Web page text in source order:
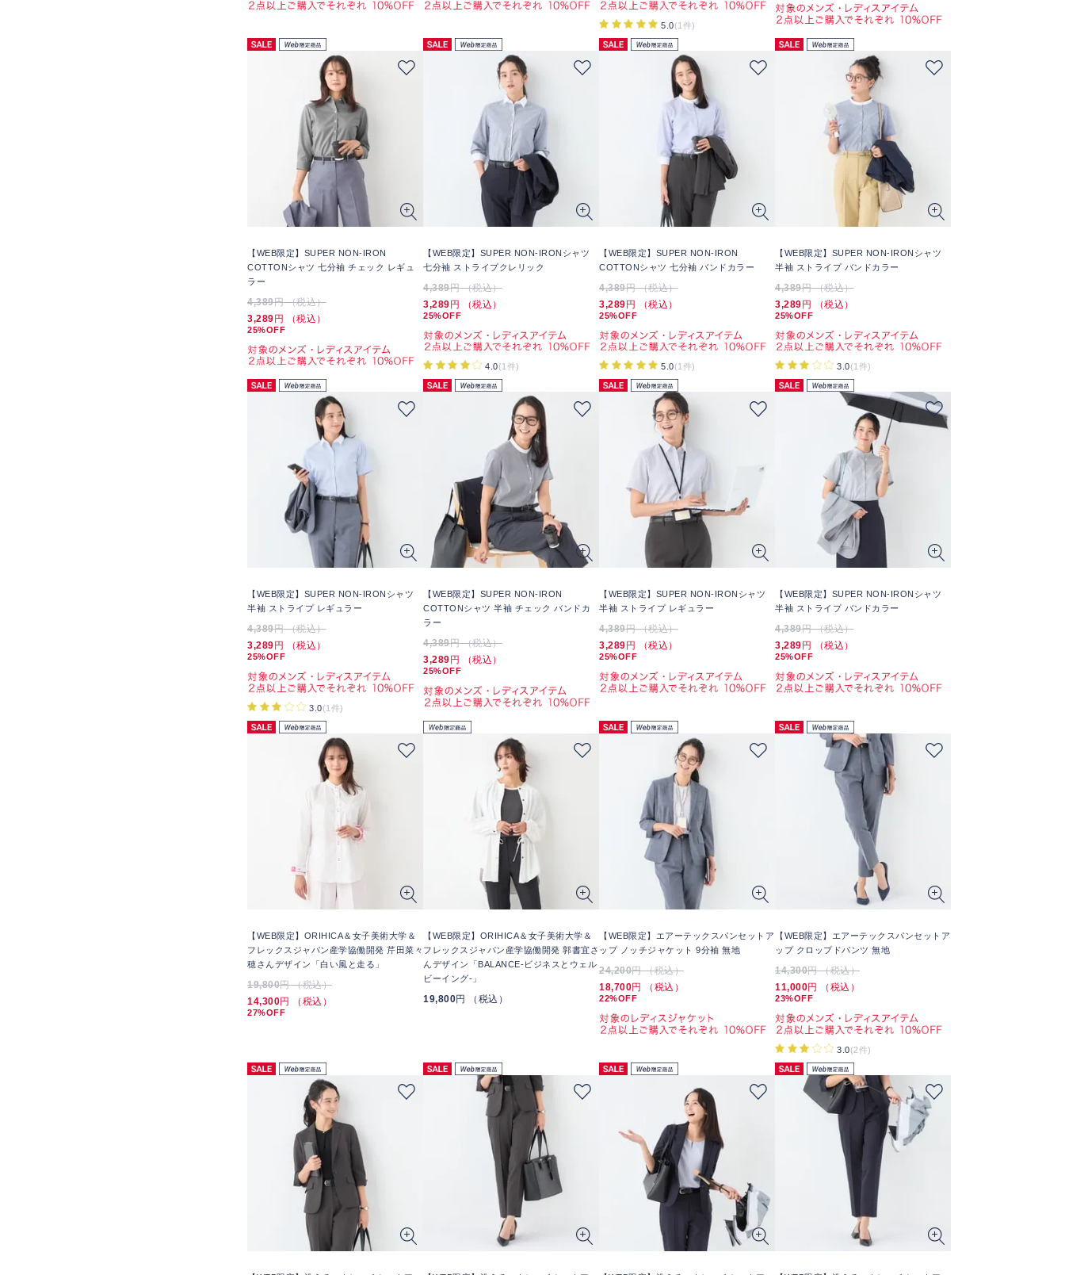
5.0(1件)
【WEB限定】SUPER NON-IRON
COTTONシャツ 七分袖 チェック レギュ
ラー
4,389円 （税込）
3,289円 （税込）
25%OFF
【WEB限定】SUPER NON-IRONシャツ
七分袖 ストライプクレリック
4,389円 （税込）
3,289円 （税込）
25%OFF
4.0(1件)
【WEB限定】SUPER NON-IRON
COTTONシャツ 七分袖 バンドカラー
4,389円 （税込）
3,289円 （税込）
25%OFF
5.0(1件)
【WEB限定】SUPER NON-IRONシャツ
半袖 ストライプ バンドカラー
4,389円 （税込）
3,289円 （税込）
25%OFF
3.0(1件)
【WEB限定】SUPER NON-IRONシャツ
半袖 ストライプ レギュラー
4,389円 （税込）
3,289 円 （税込）
25%OFF
3.0(1件)
【WEB限定】SUPER NON-IRON
COTTONシャツ 半袖 チェック バンドカ
ラー
4,389円 （税込）
3,289 円 （税込）
25%OFF
【WEB限定】SUPER NON-IRONシャツ
半袖 ストライプ レギュラー
4,389円 （税込）
3,289 円 （税込）
25%OFF
【WEB限定】SUPER NON-IRONシャツ
半袖 ストライプ バンドカラー
4,389円 （税込）
3,289 円 （税込）
25%OFF
【WEB限定】ORIHICA＆女子美術大学＆
フレックスジャパン産学協働開発 芹田菜々
穂さんデザイン「白い風と走る」
19,800円 （税込）
14,300円 （税込）
27%OFF
【WEB限定】ORIHICA＆女子美術大学＆
フレックスジャパン産学協働開発 郭書宜さ
んデザイン「BALANCE-ビジネスとウェル
ビーイング-」
19,800円 （税込）
【WEB限定】エアーテックスパンセットア
ップ ノッチジャケット 9分袖 無地
24,200円 （税込）
18,700円 （税込）
22%OFF
【WEB限定】エアーテックスパンセットア
ップ クロップドパンツ 無地
14,300円 （税込）
11,000円 （税込）
23%OFF
3.0(2件)